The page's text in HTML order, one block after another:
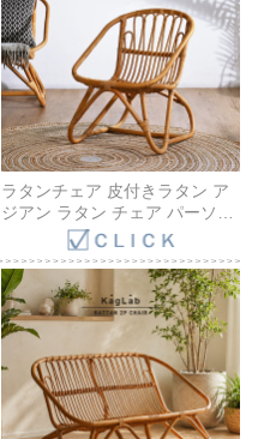
ラタンチェア 皮付きラタン ア
ジアン ラタン チェア パーソナ
ルチェア 籐家具 アジアン リゾ
ート カフェ おしゃれ アンティ
ーク調 ロハス 木製 椅子 籐椅子
敬老の日 父の日 母の日 祖父 祖
母 プレゼント おすすめ
C155MME